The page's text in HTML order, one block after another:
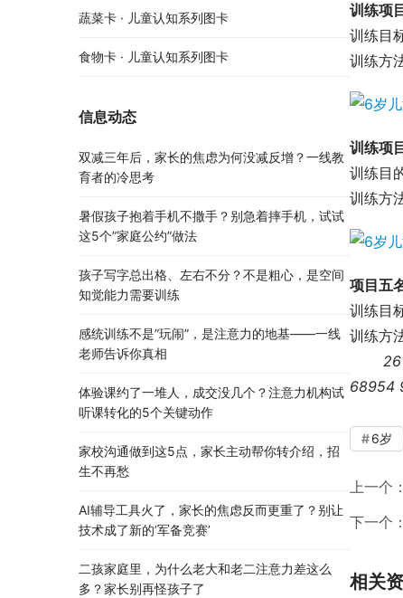
训练项
训练目
训练方
训练项
训练目
训练方
项目五
训练目
训练方
68954
6岁
上一个：
下一个：
相关
蔬菜卡 · 儿童认知系列图卡
食物卡 · 儿童认知系列图卡
信息动态
双减三年后，家长的焦虑为何没减反增？一线教
育者的冷思考
暑假孩子抱着手机不撒手？别急着摔手机，试试
这5个”家庭公约”做法
孩子写字总出格、左右不分？不是粗心，是空间
知觉能力需要训练
感统训练不是”玩闹”，是注意力的地基——一线
老师告诉你真相
体验课约了一堆人，成交没几个？注意力机构试
听课转化的5个关键动作
家校沟通做到这5点，家长主动帮你转介绍，招
生不再愁
AI辅导工具火了，家长的焦虑反而更重了？别让
技术成了新的’军备竞赛’
二孩家庭里，为什么老大和老二注意力差这么
多？家长别再怪孩子了